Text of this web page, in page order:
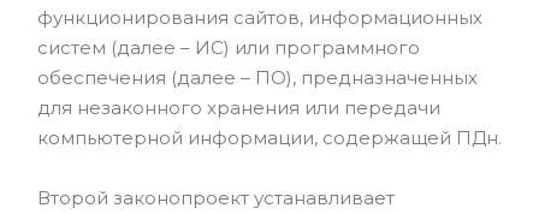
функционирования сайтов, информационных
систем (далее – ИС) или программного
обеспечения (далее – ПО), предназначенных
для незаконного хранения или передачи
компьютерной информации, содержащей ПДн.
Второй законопроект устанавливает